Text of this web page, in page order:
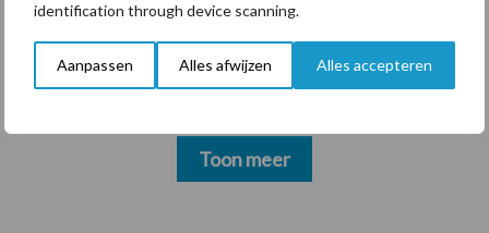
identification through device scanning.
Aanpassen Alles afwijzen Alles accepteren
Beregening Bijproducten
Toon meer